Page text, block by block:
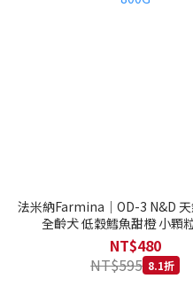
法米納Farmina｜OD-3 N&D
全齡犬 低穀鱈魚甜橙 小顆
NT$480
NT$595 8.1折